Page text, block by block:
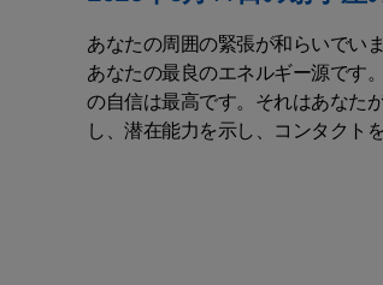
あなたの周囲の緊張が和らいでい
あなたの最良のエネルギー源です
の自信は最高です。それはあなた
し、潜在能力を示し、コンタクト